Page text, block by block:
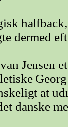
dermed
Jensen
at
danske